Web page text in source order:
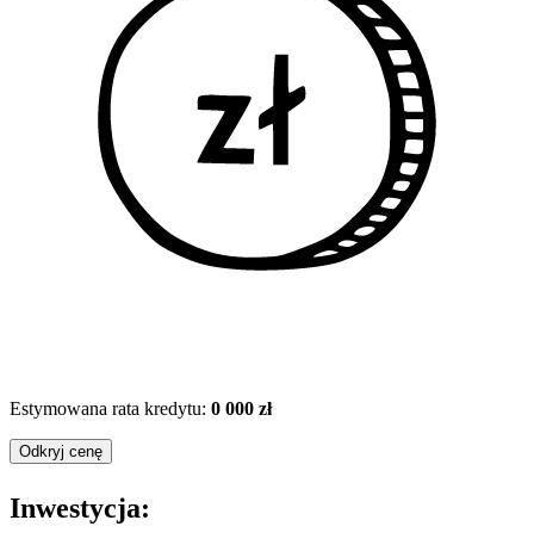
Estymowana rata kredytu: 0 000 zł
Odkryj cenę
Inwestycja: